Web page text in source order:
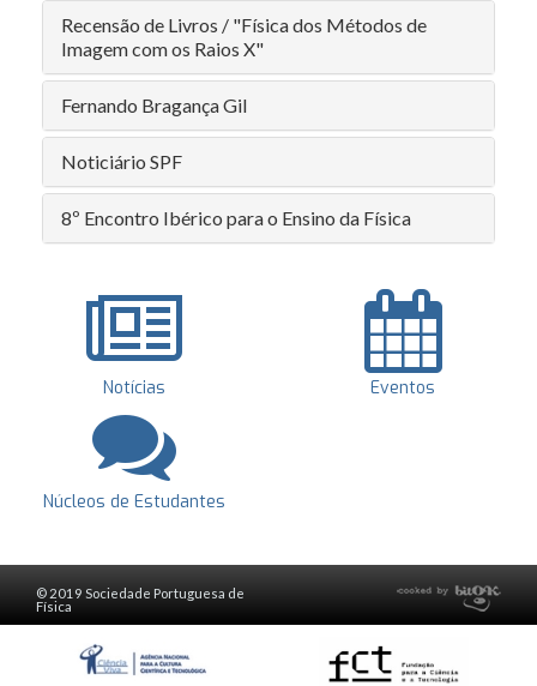
Recensão de Livros / "Física dos Métodos de
Imagem com os Raios X"
Fernando Bragança Gil
Noticiário SPF
8º Encontro Ibérico para o Ensino da Física
Notícias Eventos
Núcleos de Estudantes
© 2019 Sociedade Portuguesa de
Física